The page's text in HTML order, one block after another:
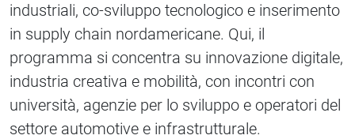
industriali, co-sviluppo tecnologico e inserimento
in supply chain nordamericane. Qui, il
programma si concentra su innovazione digitale,
industria creativa e mobilità, con incontri con
università, agenzie per lo sviluppo e operatori del
settore automotive e infrastrutturale.